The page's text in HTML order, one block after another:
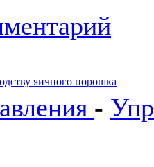
яичного порошка
-